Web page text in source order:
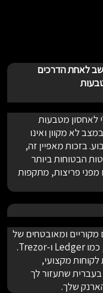
לאחת הדרכים
לאחסון מטבעות
לא מקוון ואינו
בזכות מאפיין זה,
הבטוחות ביותר
מפני פריצות, מתקפות
ומאובטחים של
החברות המובילות בתחום, כמו Ledger ו-Trezor.
מקצועי,
שתעזור לך
שלך.